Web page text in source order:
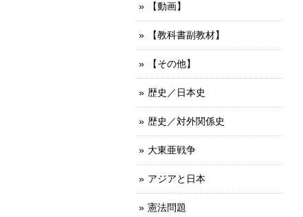
【動画】
【教科書副教材】
【その他】
歴史／日本史
歴史／対外関係史
大東亜戦争
アジアと日本
憲法問題